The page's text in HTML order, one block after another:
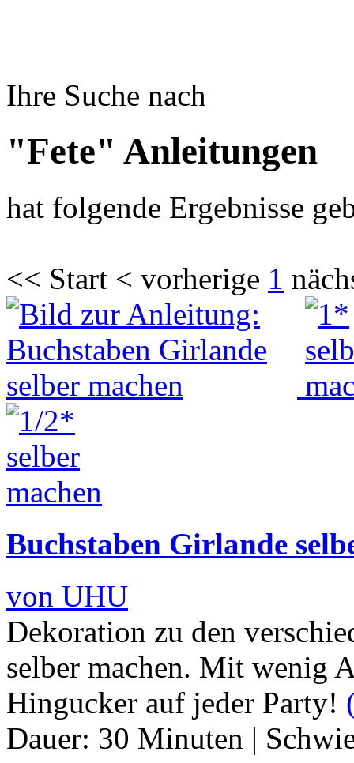
Ihre Suche nach
"Fete" Anleitungen
hat folgende Ergebnisse
<< Start < vorherige 1
Buchstaben Girlande
von UHU
Dekoration zu den
selber machen. Mit wenig
Hingucker auf jeder Party!
Dauer: 30 Minuten |